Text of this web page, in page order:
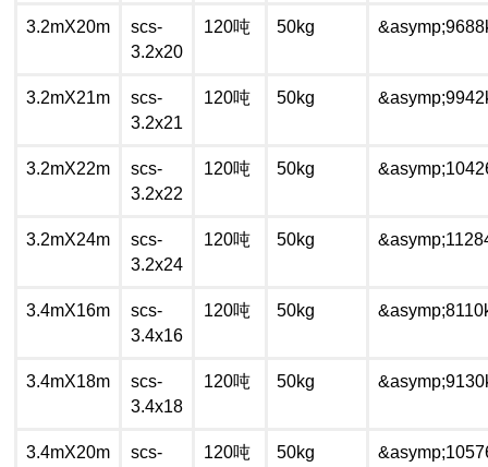
3.2mX20m
scs-
3.2x20
120吨 50kg
3.2mX21m
scs-
3.2x21
120吨 50kg
3.2mX22m
scs-
3.2x22
120吨 50kg
3.2mX24m
scs-
3.2x24
120吨 50kg
3.4mX16m
scs-
3.4x16
120吨 50kg
3.4mX18m
scs-
3.4x18
120吨 50kg
3.4mX20m
scs-
120吨 50kg